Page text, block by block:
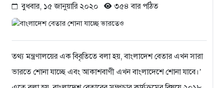
বুধবার, ১৫ জানুয়ারি ২০২০
৩৫৪ বার পঠিত
তথ্য মন্ত্রণালয়ের এক বিবৃতিতে বলা হয়, বাংলাদেশ বেতার এখন সারা
ভারতে শোনা যাচ্ছে এবং আকাশবাণী এখন বাংলাদেশে শোনা যাবে।’